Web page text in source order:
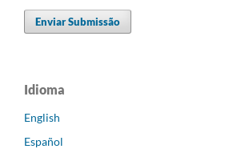
Enviar Submissão
Idioma
English
Español